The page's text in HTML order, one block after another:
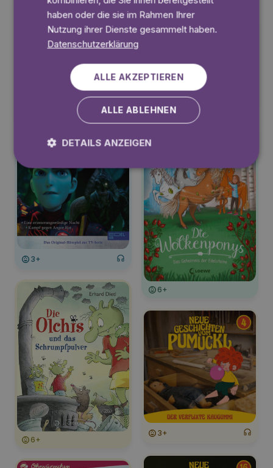
3+
6+
3+
3+
6+
haben oder die sie im Rahmen Ihrer
Nutzung ihrer Dienste gesammelt haben.
Datenschutzerklärung
ALLE AKZEPTIEREN
ALLE ABLEHNEN
DETAILS ANZEIGEN